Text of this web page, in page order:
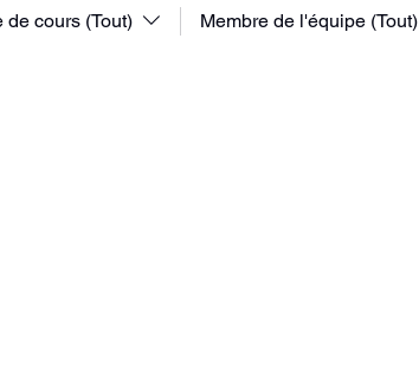
de cours (Tout) Membre de l'équipe (Tout)